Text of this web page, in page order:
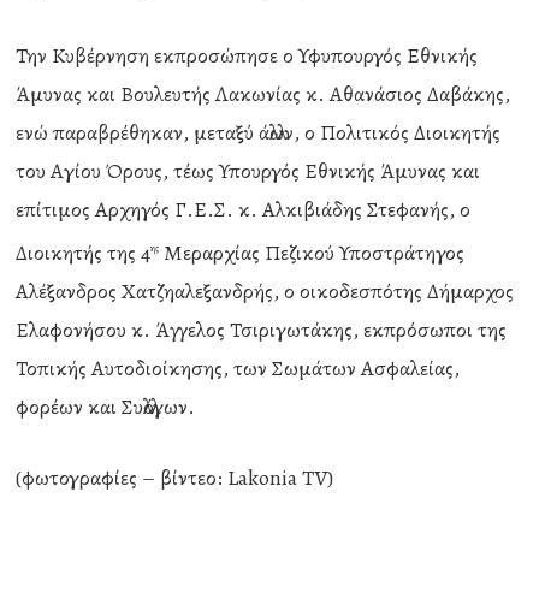
Την Κυβέρνηση εκπροσώπησε ο Υφυπουργός Εθνικής
Άμυνας και Βουλευτής Λακωνίας κ. Αθανάσιος Δαβάκης,
ενώ παραβρέθηκαν, μεταξύ άλλων, ο Πολιτικός Διοικητής
του Αγίου Όρους, τέως Υπουργός Εθνικής Άμυνας και
επίτιμος Αρχηγός Γ.Ε.Σ. κ. Αλκιβιάδης Στεφανής, ο
Διοικητής της 4ης Μεραρχίας Πεζικού Υποστράτηγος
Αλέξανδρος Χατζηαλεξανδρής, ο οικοδεσπότης Δήμαρχος
Ελαφονήσου κ. Άγγελος Τσιριγωτάκης, εκπρόσωποι της
Τοπικής Αυτοδιοίκησης, των Σωμάτων Ασφαλείας,
φορέων και Συλλόγων.
(φωτογραφίες – βίντεο: Lakonia TV)